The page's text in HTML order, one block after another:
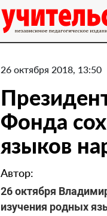
26 октября 2018, 13:50
Фонда
языков
Автор:
26 октября
изучения родных